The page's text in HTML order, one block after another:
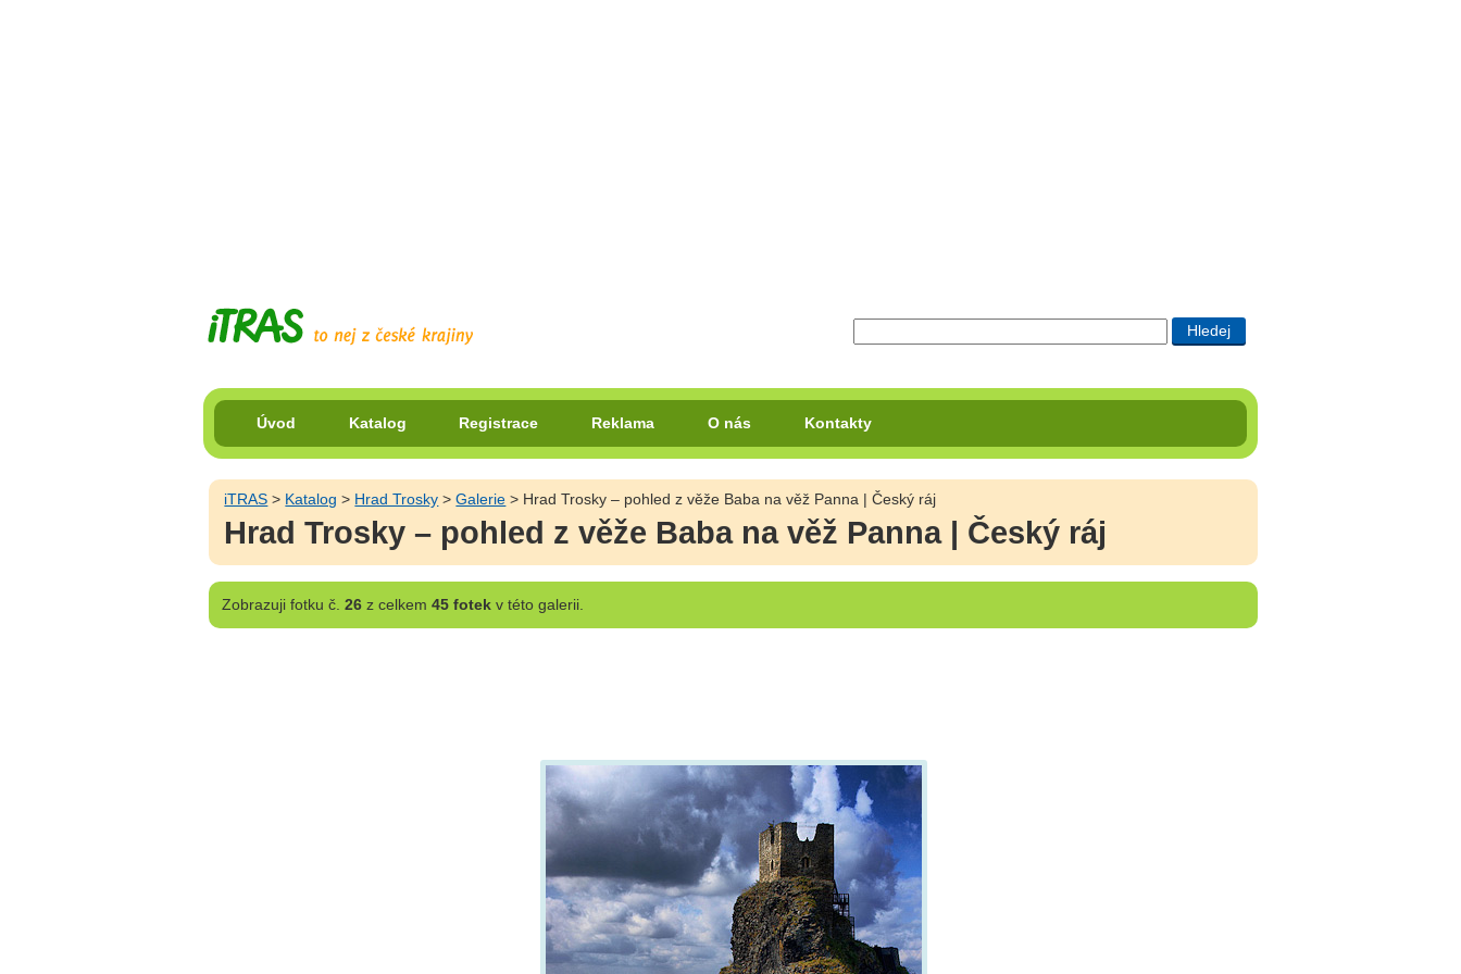
Úvod Katalog Registrace Reklama O nás Kontakty
iTRAS > Katalog > Hrad Trosky >Galerie > Hrad Trosky – pohled z věže Baba na věž Panna | Český ráj
Hrad Trosky – pohled z věže Baba na věž Panna | Český ráj
Zobrazujifotku č. 26z celkem 45 fotekv této galerii.